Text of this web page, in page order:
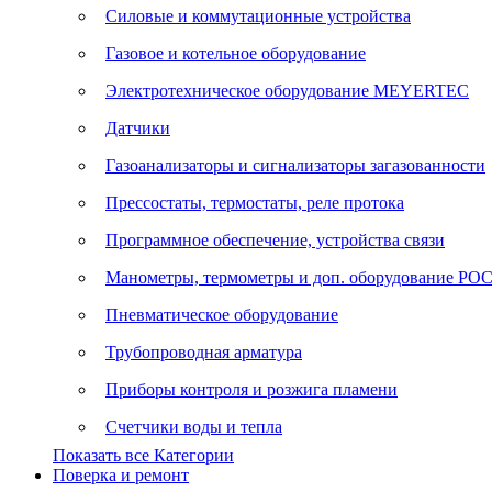
Силовые и коммутационные устройства
Газовое и котельное оборудование
Электротехническое оборудование MEYERTEC
Датчики
Газоанализаторы и сигнализаторы загазованности
Прессостаты, термостаты, реле протока
Программное обеспечение, устройства связи
Манометры, термометры и доп. оборудование
Пневматическое оборудование
Трубопроводная арматура
Приборы контроля и розжига пламени
Счетчики воды и тепла
Показать все Категории
Поверка и ремонт